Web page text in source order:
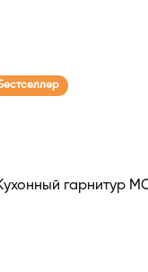
Бестселлер
гарнитур